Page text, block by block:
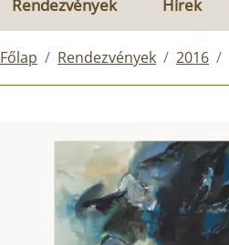
Rendezvények Hírek
Főlap Rendezvények 2016